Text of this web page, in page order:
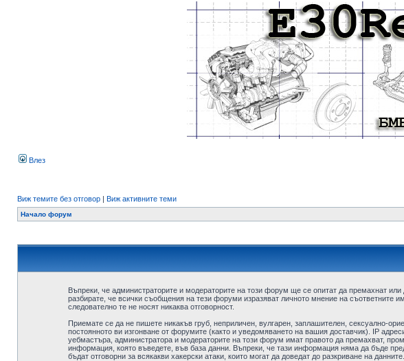
Влез
Виж темите без отговор | Виж активните теми
Начало форум
Въпреки, че администраторите и модераторите на този форум ще се опитат да премахнат
разбирате, че всички съобщения на тези форуми изразяват личното мнение на съответните
следователно те не носят никаква отговорност.
Приемате се да не пишете никакъв груб, неприличен, вулгарен, заплашителен, сексуално-
постоянното ви изгонване от форумите (както и уведомяването на вашия доставчик). IP
уебмастъра, администратора и модераторите на този форум имат правото да премахват,
информация, която въведете, във база данни. Въпреки, че тази информация няма да бъде
бъдат отговорни за всякакви хакерски атаки, които могат да доведат до разкриване на данните.